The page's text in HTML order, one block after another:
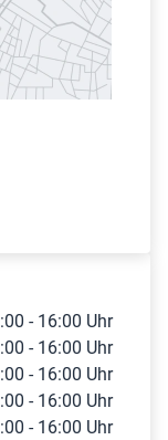
- 16:00 Uhr
- 16:00 Uhr
- 16:00 Uhr
- 16:00 Uhr
- 16:00 Uhr